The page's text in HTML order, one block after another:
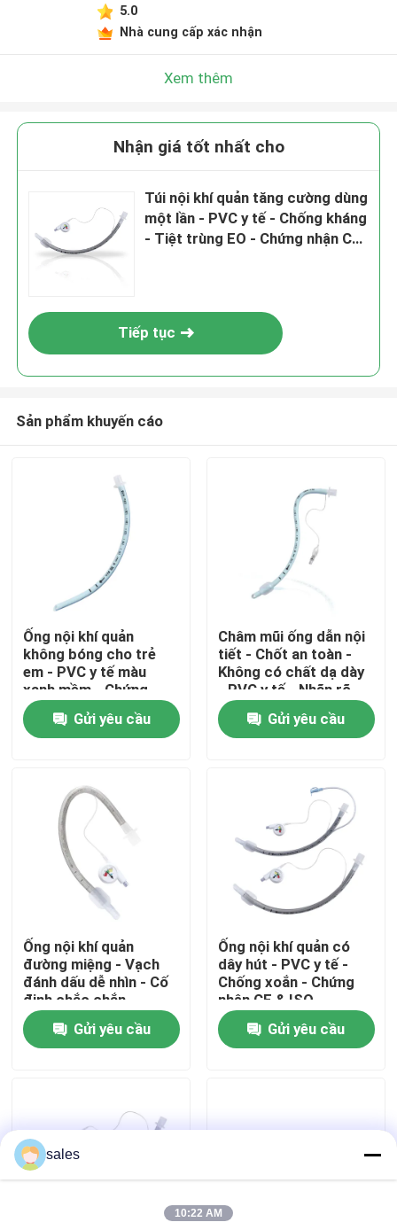
Nhà
Hướng dẫn VR
Về chúng tôi
Tham quan nhà máy
Kiểm soát chất lượng
Liên hệ chúng tôi
Yêu cầu báo giá
Đường thở ống ET
đường thở mặt nạ thanh quản
5.0
Nhà cung cấp xác nhận
Xem thêm
Nhận giá tốt nhất cho
Túi nội khí quản tăng cường dùng
một lần - PVC y tế - Chống kháng
- Tiệt trùng EO - Chứng nhận CE
Tiếp tục
Sản phẩm khuyến cáo
Ống nội khí quản
không bóng cho trẻ
em - PVC y tế màu
xanh mềm - Chứng
nhận CE ISO
Gửi yêu cầu
Châm mũi ống dẫn nội
tiết - Chốt an toàn -
Không có chất dạ dày
- PVC y tế - Nhãn rõ
ràng
Gửi yêu cầu
Ống nội khí quản
đường miệng - Vạch
đánh dấu dễ nhìn - Cố
định chắc chắn -
Không chứa Latex -
Chứng nhận ISO CE
Gửi yêu cầu
Ống nội khí quản có
dây hút - PVC y tế -
Chống xoắn - Chứng
nhận CE & ISO
Gửi yêu cầu
sales
10:22 AM